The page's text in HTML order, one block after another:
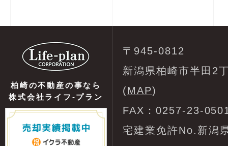
柏崎の不動産の事なら
株式会社ライフ-プラン
〒945-0812
新潟県柏崎市半田2
(MAP)
FAX：0257-23-
宅建業免許No.新潟